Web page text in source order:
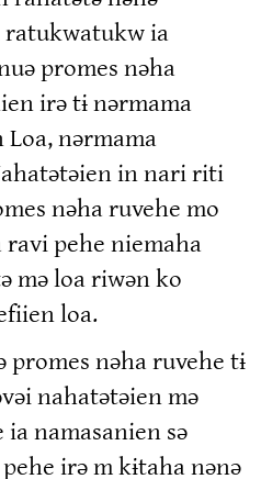
ratukwatukw ia
promes nəha
irə tɨ nərmama
Loa, nərmama
in nari riti
nəha ruvehe mo
ravi pehe niemaha
mə loa riwən ko
loa.
promes nəha ruvehe tɨ
nahatətəien mə
namasanien sə
irə m kɨtaha nənə